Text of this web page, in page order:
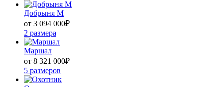
Добрыня М
от 3 094 000₽
2 размера
Маршал
от 8 321 000₽
5 размеров